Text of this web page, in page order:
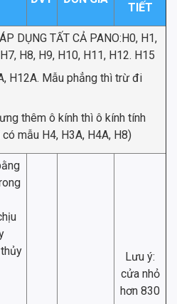
TIẾT
DỤNG TẤT CẢ PANO:H0, H1,
H8, H9, H10, H11, H12. H15
H12A. Mẫu phẳng thì trừ đi
thêm ô kính thì ô kính tính
mẫu H4, H3A, H4A, H8)
Lưu ý:
cửa nhỏ
hơn 830